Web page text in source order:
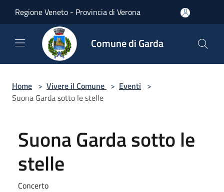
Regione Veneto - Provincia di Verona
Comune di Garda
Home > Vivere il Comune > Eventi >
Suona Garda sotto le stelle
Suona Garda sotto le
stelle
Concerto